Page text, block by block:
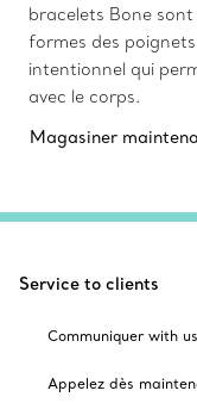
bracelets Bone
formes des
intentionnel qui
avec le corps.
Magasiner
Service to clients
Communiquer with us
Appelez dès